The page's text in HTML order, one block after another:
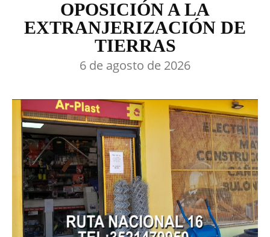
OPOSICIÓN A LA
EXTRANJERIZACIÓN DE
TIERRAS
6 de agosto de 2026